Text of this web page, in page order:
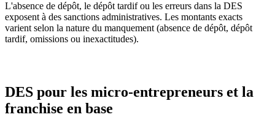
L'absence de dépôt, le dépôt tardif ou les erreurs dans la DES
exposent à des sanctions administratives. Les montants exacts
varient selon la nature du manquement (absence de dépôt, dépôt
tardif, omissions ou inexactitudes).
DES pour les micro-entrepreneurs et la
franchise en base